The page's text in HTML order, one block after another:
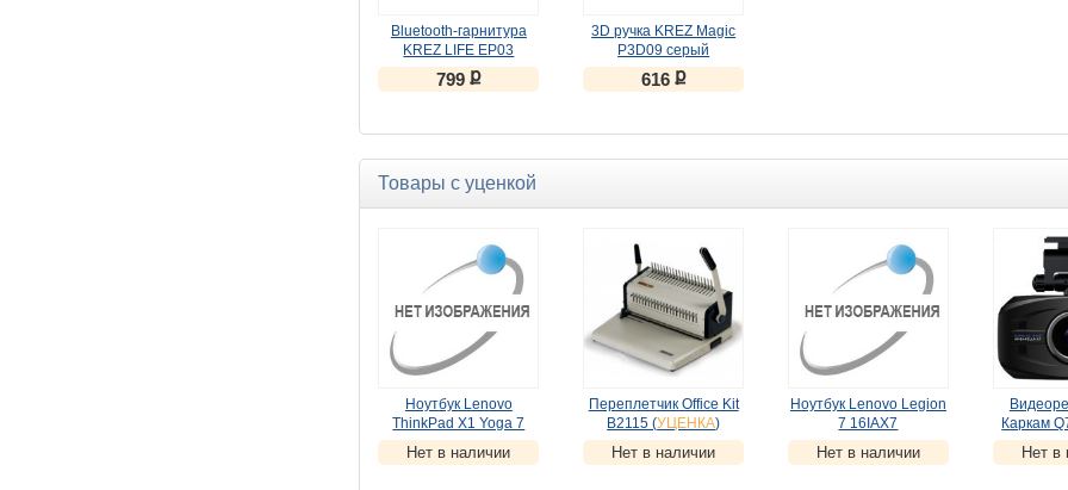
Bluetooth-гарнитура
KREZ LIFE EP03
черный
799 ք
3D ручка KREZ Magic
P3D09 серый
616 ք
Товары с уценкой
Ноутбук Lenovo
ThinkPad X1 Yoga 7
(21CD004TRT)
(УЦЕНКА)
Нет в наличии
Переплетчик Office Kit
B2115 (УЦЕНКА)
Нет в наличии
Ноутбук Lenovo Legion
7 16IAX7
(82TD000ARK)
(УЦЕНКА)
Нет в наличии
Каркам
Нет в